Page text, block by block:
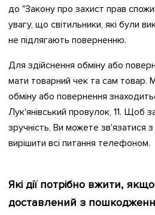
до "Закону про захист прав
увагу, що світильники, які були
не підлягають поверненню.
Для здійснення обміну або
мати товарний чек та сам товар.
обміну або повернення
Лук'янівський провулок, 11. Щоб
зручність, Ви можете
вирішити всі питання телефоном.
Які дії потрібно вжити,
доставлений з